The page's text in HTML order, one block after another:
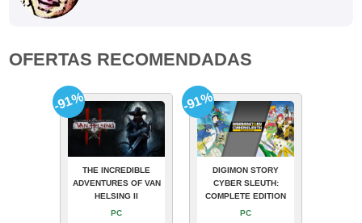
OFERTAS RECOMENDADAS
THE INCREDIBLE
ADVENTURES OF VAN
HELSING II
PC
-91%
DIGIMON STORY
CYBER SLEUTH:
COMPLETE EDITION
PC
-91%